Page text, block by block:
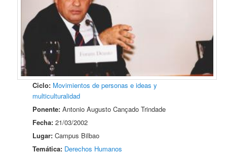
Ciclo: Movimientos de personas e ideas y
multiculturalidad
Ponente: Antonio Augusto Cançado Trindade
Fecha: 21/03/2002
Lugar: Campus Bilbao
Temática: Derechos Humanos